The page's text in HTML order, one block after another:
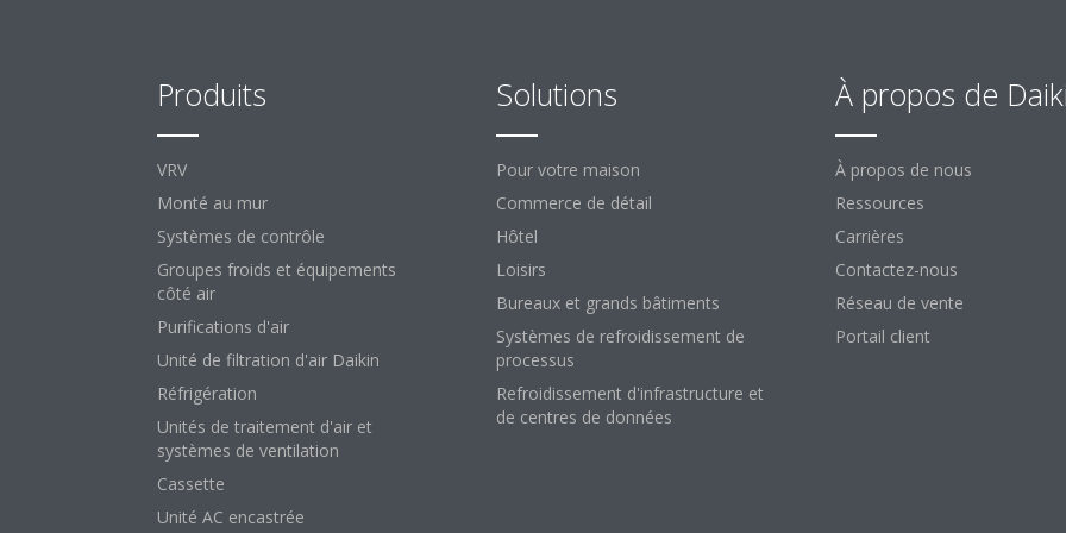
Produits
VRV
Monté au mur
Systèmes de contrôle
Groupes froids et équipements
côté air
Purifications d'air
Unité de filtration d'air Daikin
Réfrigération
Unités de traitement d'air et
systèmes de ventilation
Cassette
Unité AC encastrée
Solutions
Pour votre maison
Commerce de détail
Hôtel
Loisirs
Bureaux et grands bâtiments
Systèmes de refroidissement de
processus
Refroidissement d'infrastructure et
de centres de données
À propos de
À propos de nous
Ressources
Carrières
Contactez-nous
Réseau de vente
Portail client